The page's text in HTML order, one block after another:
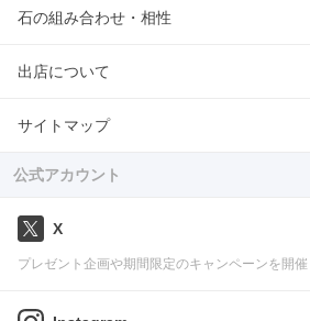
石の組み合わせ・相性
出店について
サイトマップ
公式アカウント
X
プレゼント企画や期間限定のキャンペーンを開催